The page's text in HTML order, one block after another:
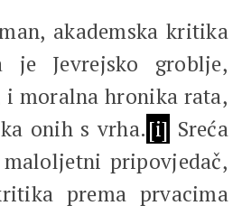
akademska kritika
je Jevrejsko groblje,
i moralna hronika rata,
onih s vrha.[i] Sreća
pripovjedač,
prema prvacima